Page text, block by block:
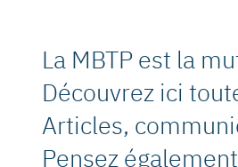
La MBTP est la
Découvrez ici
Articles,
Pensez